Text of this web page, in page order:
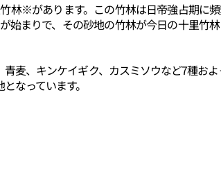
林※があります。この竹林は日帝強占期に
始まりで、その砂地の竹林が今日の十里竹
麦、キンケイギク、カスミソウなど7種お
なっています。